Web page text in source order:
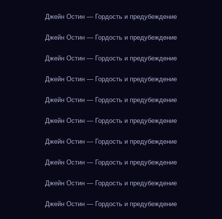
Джейн Остин — Гордость и предубеждение
Джейн Остин — Гордость и предубеждение
Джейн Остин — Гордость и предубеждение
Джейн Остин — Гордость и предубеждение
Джейн Остин — Гордость и предубеждение
Джейн Остин — Гордость и предубеждение
Джейн Остин — Гордость и предубеждение
Джейн Остин — Гордость и предубеждение
Джейн Остин — Гордость и предубеждение
Джейн Остин — Гордость и предубеждение